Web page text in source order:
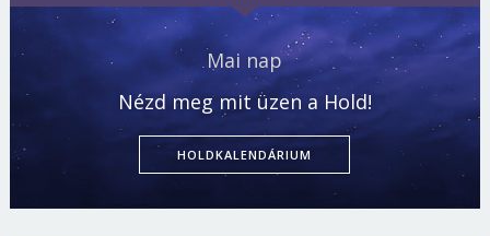
Mai nap
Nézd meg mit üzen a Hold!
HOLDKALENDÁRIUM